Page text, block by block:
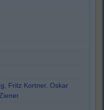
, Fritz Kortner, Oskar